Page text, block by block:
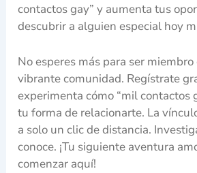
contactos gay” y aumenta tus
descubrir a alguien especial hoy
No esperes más para ser
vibrante comunidad. Regístrate
experimenta cómo “mil contactos
tu forma de relacionarte. La
a solo un clic de distancia.
conoce. ¡Tu siguiente aventura
comenzar aquí!